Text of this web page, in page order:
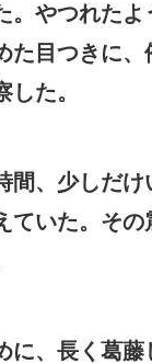
。やつれたよ
た目つきに、
た。
間、少しだ
ていた。その
に、長く葛藤